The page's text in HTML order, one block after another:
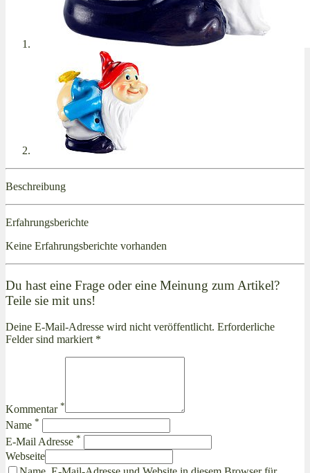
Beschreibung
Erfahrungsberichte
Keine Erfahrungsberichte vorhanden
Du hast eine Frage oder eine Meinung zum Artikel?
Teile sie mit uns!
Deine E-Mail-Adresse wird nicht veröffentlicht. Erforderliche
Felder sind markiert *
Kommentar *
Name *
E-Mail Adresse *
Webseite